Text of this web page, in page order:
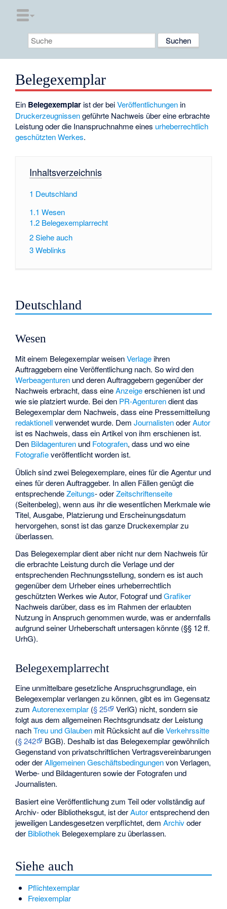
Belegexemplar
Ein Belegexemplar ist der beiVeröffentlichungen in
Druckerzeugnissengeführte Nachweis über eine erbrachte
Leistung oder die Inanspruchnahme eines urheberrechtlich
geschützten Werkes.
Inhaltsverzeichnis
1 Deutschland
1.1 Wesen
1.2 Belegexemplarrecht
2Siehe auch
3Weblinks
Deutschland
Wesen
Mit einem Belegexemplar weisenVerlage ihren
Auftraggebern eine Veröffentlichung nach. So wird den
Werbeagenturen und deren Auftraggebern gegenüber der
Nachweis erbracht, dass eineAnzeigeerschienen ist und
wie sie platziert wurde. Bei den PR-Agenturendient das
Belegexemplar dem Nachweis, dass eine Pressemitteilung
redaktionellverwendet wurde. DemJournalistenoderAutor
ist es Nachweis, dass ein Artikel von ihm erschienen ist.
Den Bildagenturen und Fotografen, dass und wo eine
Fotografieveröffentlicht worden ist.
Üblich sind zwei Belegexemplare, eines für die Agentur und
eines für deren Auftraggeber. In allen Fällen genügt die
entsprechendeZeitungs- oderZeitschriftenseite
(Seitenbeleg), wenn aus ihr die wesentlichen Merkmale wie
Titel, Ausgabe, Platzierung und Erscheinungsdatum
hervorgehen, sonst ist das ganze Druckexemplar zu
überlassen.
Das Belegexemplar dient aber nicht nur dem Nachweis für
die erbrachte Leistung durch die Verlage und der
entsprechenden Rechnungsstellung, sondern es ist auch
gegenüber dem Urheber eines urheberrechtlich
geschützten Werkes wie Autor, Fotograf undGrafiker
Nachweis darüber, dass es im Rahmen der erlaubten
Nutzung in Anspruch genommen wurde, was er andernfalls
aufgrund seiner Urheberschaft untersagen könnte (§§ 12 ff.
UrhG).
Belegexemplarrecht
Eine unmittelbare gesetzliche Anspruchsgrundlage, ein
Belegexemplar verlangen zu können, gibt es im Gegensatz
zumAutorenexemplar (§ 25
VerlG) nicht, sondern sie
folgt aus dem allgemeinen Rechtsgrundsatz der Leistung
nachTreu und Glauben mit Rücksicht auf dieVerkehrssitte
(§ 242
BGB). Deshalb ist das Belegexemplar gewöhnlich
Gegenstand von privatschriftlichen Vertragsvereinbarungen
oder derAllgemeinen Geschäftsbedingungenvon Verlagen,
Werbe- und Bildagenturen sowie der Fotografen und
Journalisten.
Basiert eine Veröffentlichung zum Teil oder vollständig auf
Archiv- oder Bibliotheksgut, ist derAutorentsprechend den
jeweiligen Landesgesetzen verpflichtet, demArchivoder
der Bibliothek Belegexemplare zu überlassen.
Siehe auch
Pflichtexemplar
Freiexemplar